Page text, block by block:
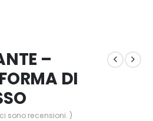
–
DI
sono recensioni. )